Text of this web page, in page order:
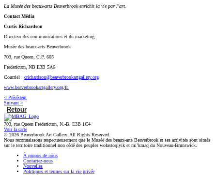
La Musée des beaux-arts Beaverbrook enrichit la vie par l’art.
Contact Média
Curtis Richardson
Directeur des communications et du marketing
Musée des beaux-arts Beaverbrook
703, rue Queen, C.P. 605
Fredericton, NB E3B 5A6
Courriel : crichardson@beaverbrookartgallery.org
www.beaverbrookartgallery.org/fr.
< Précédent
Suivant >
Retour
703, rue Queen Fredericton, N.-B. E3B 1C4
Voir la carte
© 2026 Beaverbrook Art Gallery. All Rights Reserved.
Nous reconnaissons respectueusement que le Musée des beaux-arts Beaverbrook et ses activités sont situés
sur le territoire traditionnel non cédé des peuples wolastoqiyik et mi’kmaq du Nouveau-Brunswick.
À propos de nous
Contactez-nous
Nouvelles
Politiques et termes sur la vie privée